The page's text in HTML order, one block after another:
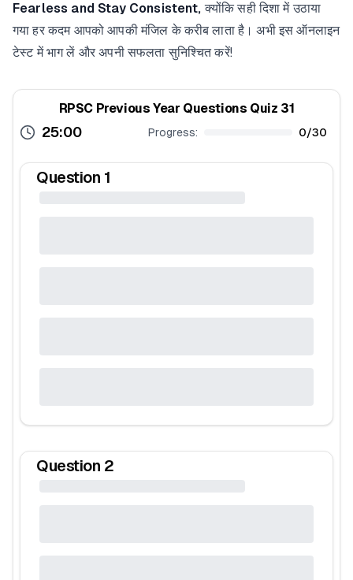
Fearless and Stay Consistent, क्योंकि सही दिशा में उठाया
गया हर कदम आपको आपकी मंजिल के करीब लाता है। अभी इस ऑनलाइन
टेस्ट में भाग लें और अपनी सफलता सुनिश्चित करें!
RPSC Previous Year Questions Quiz 31
25:00 Progress: 0/30
Question 1
Question 2